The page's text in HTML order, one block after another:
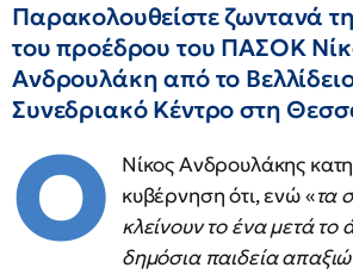
Παρακολουθείστε ζωντανά
του προέδρου του ΠΑΣΟΚ
Ανδρουλάκη από το
Συνεδριακό Κέντρο στη
Ο
Νίκος Ανδρουλάκης
κυβέρνηση ότι, ενώ «τα
κλείνουν το ένα μετά το
δημόσια παιδεία